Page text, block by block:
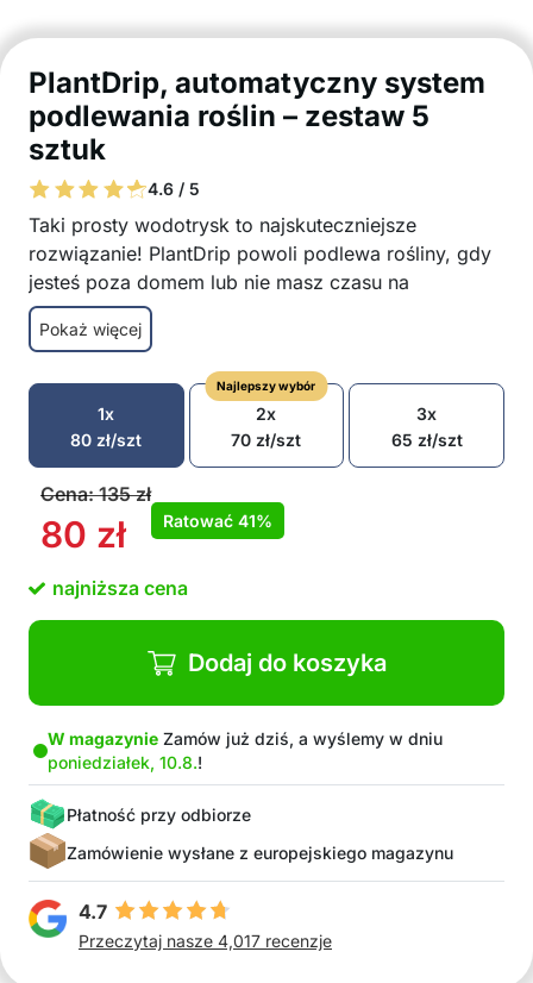
PlantDrip, automatyczny system
podlewania roślin – zestaw 5
sztuk
4.6 / 5
Taki prosty wodotrysk to najskuteczniejsze
rozwiązanie! PlantDrip powoli podlewa rośliny, gdy
jesteś poza domem lub nie masz czasu na
samodzielne podlewanie! System PlantDrip można
przymocować do większości plastikowych butelek,
które można ponownie wykorzystać zamiast
wyrzucać! Po prostu napełnij butelkę wodą, podłącz
ją do PlantDrip i zacznij podlewanie!
idealne rozwiązanie, gdy jesteś na wakacjach
lub nie masz wystarczająco dużo czasu
prosty system, który ponownie wykorzystuje
zużyte plastikowe butelki
miej najlepiej wyglądające rośliny w oknach, na
balkonach lub w ogrodzie
do użytku wewnętrznego i zewnętrznego
Pokaż więcej
1x
80 zł/szt
Najlepszy wybór
2x
70 zł/szt
3x
65 zł/szt
Cena:135zł
80 zł Ratować 41%
najniższa cena
Dodaj do koszyka
W magazynie Zamów już dziś, a wyślemy w dniu
poniedziałek, 10.8.!
Płatność przy odbiorze
Zamówienie wysłane z europejskiego magazynu
4.7
Przeczytaj nasze 4,017 recenzje